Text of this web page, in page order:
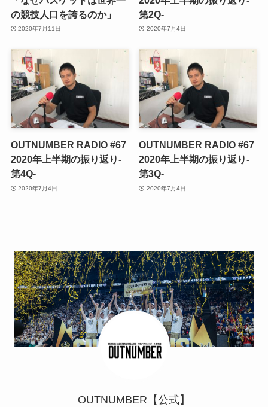
の競技人口を誇るのか」
2020年7月11日
第2Q-
2020年7月4日
OUTNUMBER RADIO #67
2020年上半期の振り返り-
第4Q-
2020年7月4日
OUTNUMBER RADIO #67
2020年上半期の振り返り-
第3Q-
2020年7月4日
OUTNUMBER【公式】